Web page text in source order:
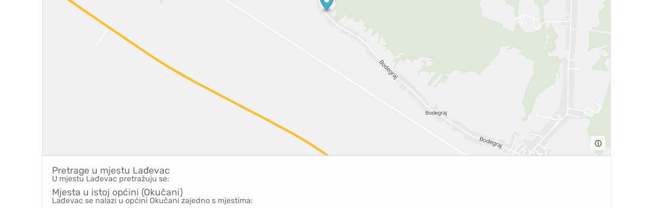
ⓘ
Pretrage u mjestu Lađevac
U mjestu Lađevac pretražuju se:
Mjesta u istoj općini (Okučani)
Lađevac se nalazi u općini Okučani zajedno s mjestima: